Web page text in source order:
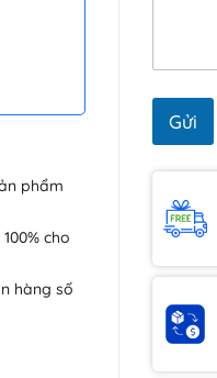
Gửi
phẩm
cho
hàng số